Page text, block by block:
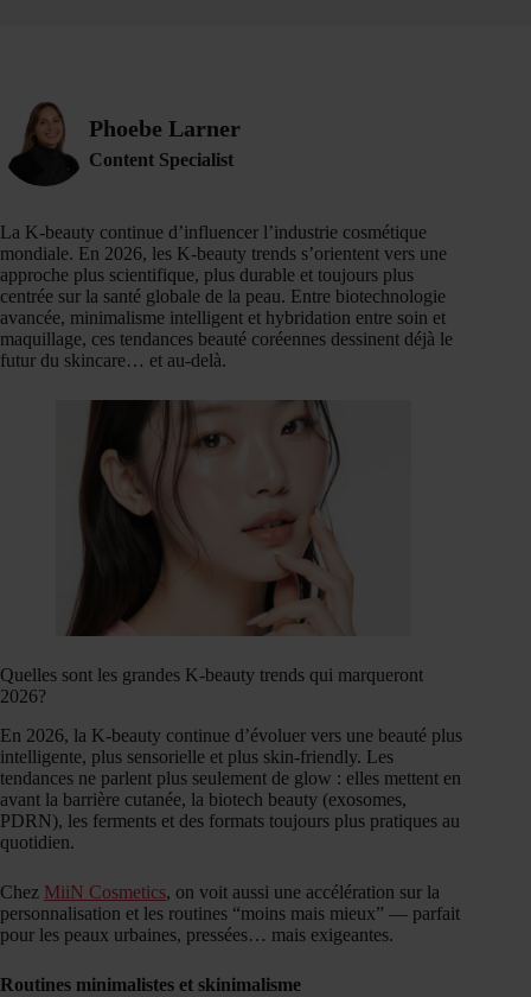
Phoebe Larner
Content Specialist
La K-beauty continue d’influencer l’industrie cosmétique
mondiale. En 2026, les K-beauty trends s’orientent vers une
approche plus scientifique, plus durable et toujours plus
centrée sur la santé globale de la peau. Entre biotechnologie
avancée, minimalisme intelligent et hybridation entre soin et
maquillage, ces tendances beauté coréennes dessinent déjà le
futur du skincare… et au-delà.
Quelles sont les grandes K-beauty trends qui marqueront
2026?
En 2026, la K-beauty continue d’évoluer vers une beauté plus
intelligente, plus sensorielle et plus skin-friendly. Les
tendances ne parlent plus seulement de glow : elles mettent en
avant la barrière cutanée, la biotech beauty (exosomes,
PDRN), les ferments et des formats toujours plus pratiques au
quotidien.
Chez MiiN Cosmetics, on voit aussi une accélération sur la
personnalisation et les routines “moins mais mieux” — parfait
pour les peaux urbaines, pressées… mais exigeantes.
Routines minimalistes et skinimalisme